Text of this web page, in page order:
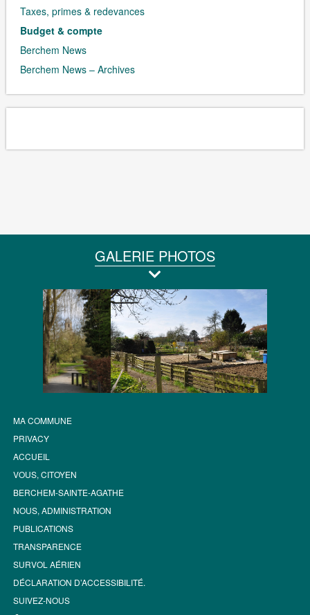
Taxes, primes & redevances
Budget & compte
Berchem News
Berchem News – Archives
GALERIE PHOTOS
MA COMMUNE
PRIVACY
ACCUEIL
VOUS, CITOYEN
BERCHEM-SAINTE-AGATHE
NOUS, ADMINISTRATION
PUBLICATIONS
TRANSPARENCE
SURVOL AÉRIEN
DÉCLARATION D’ACCESSIBILITÉ.
SUIVEZ-NOUS